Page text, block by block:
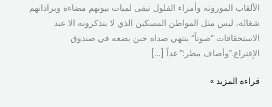
الألقاب الموروثة وأمراء الفلول تبقى لمبات بيوتهم مضاءة وبراداتهم
شغالة، ليس مثل المواطن المسكين الذي لا يتذكرونه الا عند
الاستحقاقات “صوتاً” ينتهي صداه حين يضعه في صندوق
الإقتراع.”وأضاف مطر:” غداً […]
قراءة المزيد »